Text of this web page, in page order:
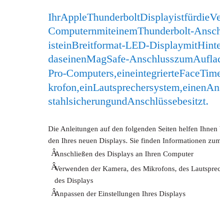
Ihr Apple Thunderbolt Display ist für die
Computern mit einem Thunderbolt-
ist ein Breitformat-LED-Display mit
das einen MagSafe-Anschluss zum
Pro-Computers, eine integrierte
krofon, ein Lautsprechersystem, einen
stahlsicherung und Anschlüsse besitzt.
Die Anleitungen auf den folgenden Seiten helfen
den Ihres neuen Displays. Sie finden Informationen
ÂAnschließen des Displays an Ihren Computer
ÂVerwenden der Kamera, des Mikrofons, des
des Displays
ÂAnpassen der Einstellungen Ihres Displays